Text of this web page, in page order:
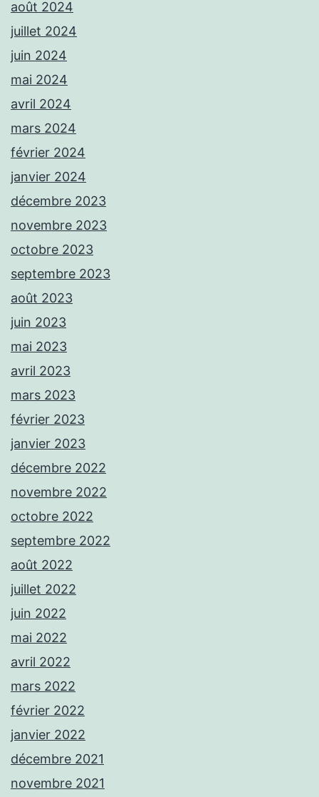
août 2024
juillet 2024
juin 2024
mai 2024
avril 2024
mars 2024
février 2024
janvier 2024
décembre 2023
novembre 2023
octobre 2023
septembre 2023
août 2023
juin 2023
mai 2023
avril 2023
mars 2023
février 2023
janvier 2023
décembre 2022
novembre 2022
octobre 2022
septembre 2022
août 2022
juillet 2022
juin 2022
mai 2022
avril 2022
mars 2022
février 2022
janvier 2022
décembre 2021
novembre 2021